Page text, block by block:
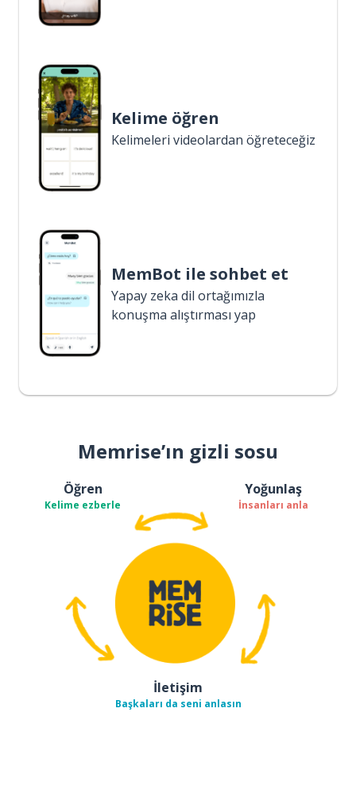
Kelime öğren
Kelimeleri videolardan öğreteceğiz
MemBot ile sohbet et
Yapay zeka dil ortağımızla
konuşma alıştırması yap
Memrise’ın gizli sosu
Öğren
Kelime ezberle
Yoğunlaş
İnsanları anla
İletişim
Başkaları da seni anlasın